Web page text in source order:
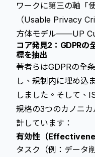
ワークに第三の軸「
（Usable Privacy
方体モデル——UP
コア発見2：GDPRの
標を抽出
著者らはGDPRの全
し、規制内に埋め込
しました。そして、
規格の3つのカノニ
計しています：
有効性（
タスク（例：データ